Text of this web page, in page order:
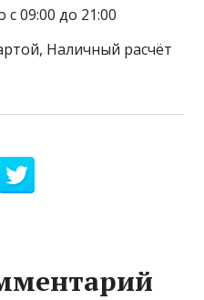
09:00 до 21:00
Наличный расчёт